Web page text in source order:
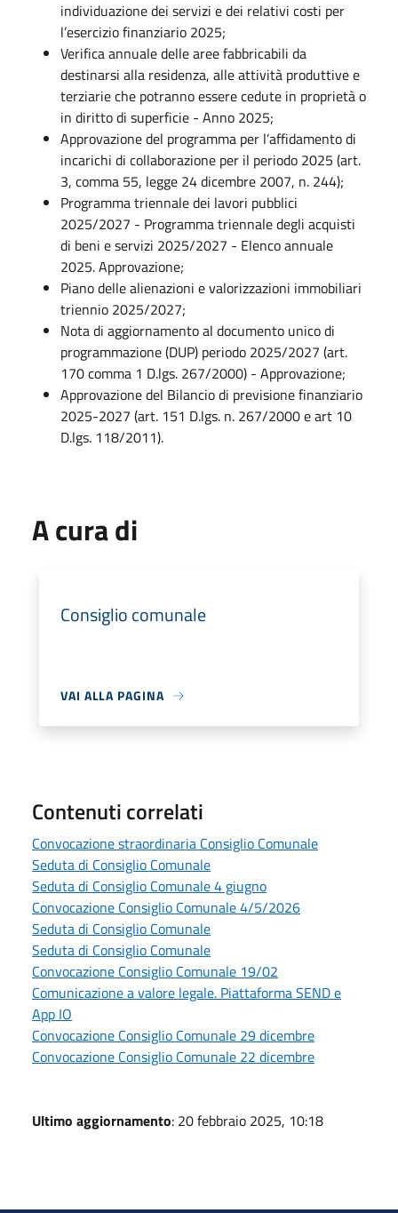
individuazione dei servizi e dei relativi costi per
l’esercizio finanziario 2025;
Verifica annuale delle aree fabbricabili da
destinarsi alla residenza, alle attività produttive e
terziarie che potranno essere cedute in proprietà o
in diritto di superficie - Anno 2025;
Approvazione del programma per l’affidamento di
incarichi di collaborazione per il periodo 2025 (art.
3, comma 55, legge 24 dicembre 2007, n. 244);
Programma triennale dei lavori pubblici
2025/2027 - Programma triennale degli acquisti
di beni e servizi 2025/2027 - Elenco annuale
2025. Approvazione;
Piano delle alienazioni e valorizzazioni immobiliari
triennio 2025/2027;
Nota di aggiornamento al documento unico di
programmazione (DUP) periodo 2025/2027 (art.
170 comma 1 D.lgs. 267/2000) - Approvazione;
Approvazione del Bilancio di previsione finanziario
2025-2027 (art. 151 D.lgs. n. 267/2000 e art 10
D.lgs. 118/2011).
A cura di
Consiglio comunale
VAI ALLA PAGINA
Contenuti correlati
Convocazione straordinaria Consiglio Comunale
Seduta di Consiglio Comunale
Seduta di Consiglio Comunale 4 giugno
Convocazione Consiglio Comunale 4/5/2026
Seduta di Consiglio Comunale
Seduta di Consiglio Comunale
Convocazione Consiglio Comunale 19/02
Comunicazione a valore legale. Piattaforma SEND e
App IO
Convocazione Consiglio Comunale 29 dicembre
Convocazione Consiglio Comunale 22 dicembre
Ultimo aggiornamento: 20 febbraio 2025, 10:18